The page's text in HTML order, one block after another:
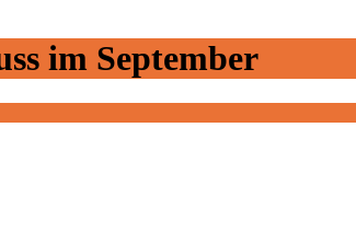
im September